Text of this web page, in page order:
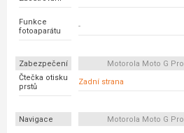
Funkce
fotoaparátu
-
Zabezpečení Motorola Moto G Pro
Čtečka otisku
prstů
Zadní strana
Navigace Motorola Moto G Pro